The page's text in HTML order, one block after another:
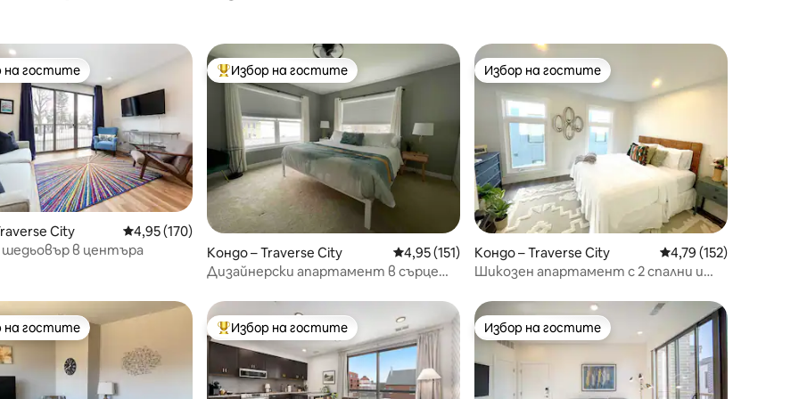
5, 189 отзива
избор на гостите
на гостите
City Средна оценка: 4,95 от 5, 170 отзива
4,95 (170)
в центъра
Най-популярен избор на гостите
Избор на гостите
Кондо – Traverse City Средна оценка: 4,95 от 5, 151 отзива
4,95 (151)
Дизайнерски апартамент в сърцето
Избор на гостите
Избор на гостите
Кондо – Traverse City Средна оценка: 4,79
4,79 (152)
Шикозен апартамент с 2 спални и
избор на гостите
на гостите Най-популярен избор на гостите
Избор на гостите Избор на гостите
Избор на гостите